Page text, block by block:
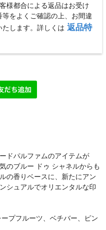
様都合による返品はお受け
をよくご確認の上、お間違
します。詳しくは 返品特
ドパルファムのアイテムが
のブルー ドゥ シャネルからも
の香りベースに、新たにアン
シュアルでオリエンタルな印
プフルーツ、ベチバー、ピン